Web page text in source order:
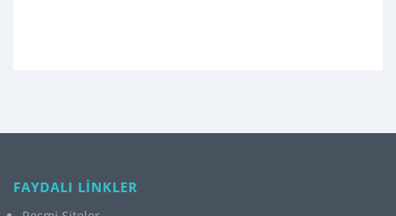
FAYDALI LİNKLER